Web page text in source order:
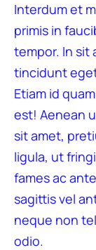
Interdum et
primis in
tempor. In sit
tincidunt
Etiam id
est! Aenean
sit amet,
ligula, ut
fames ac
sagittis vel
neque non
odio.